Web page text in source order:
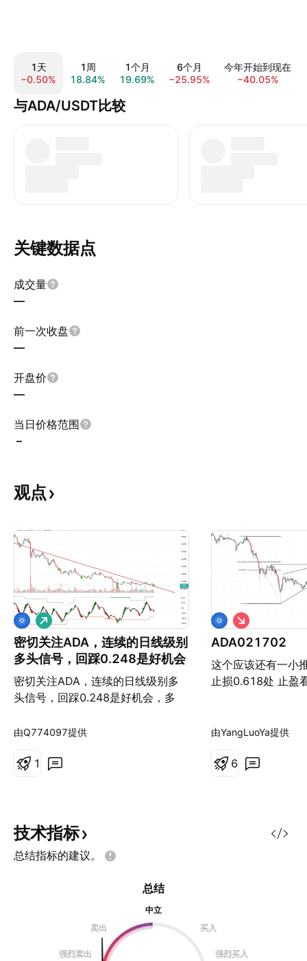
1天
−0.50%
1周
18.84%
1个月
19.69%
6个月
−25.95%
今年开始到现在
−40.05%
与ADA/USDT比较
关键数据点
成交量
—
前一次收盘
—
开盘价
—
当日价格范围
–
观点
密切关注ADA，连续的日线级别
多头信号，回踩0.248是好机会
密切关注ADA，连续的日线级别多
头信号，回踩0.248是好机会，多
做
多
由Q774097提供
1
ADA021702
这个应该还有一小
止损0.618处 止盈
做
空
由YangLuoYa提供
6
技术指标
总结指标的建议。
总结
中立
卖出
买入
强烈卖出 强烈买入